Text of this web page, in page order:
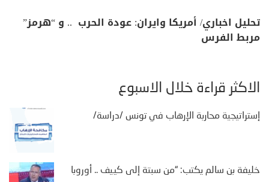
تحليل اخباري/ أمريكا وايران: عودة الحرب .. و “هرمز”
مربط الفرس
الأكثر قراءة خلال الأسبوع
إستراتيجية محاربة الإرهاب في تونس /دراسة/
خليفة بن سالم يكتب: “من سبتة إلى كييف .. أوروبا